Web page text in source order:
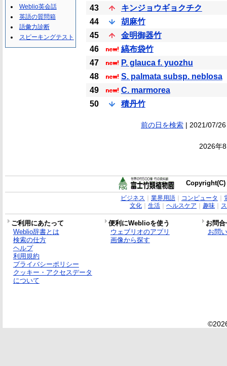
43
キンジョウギョクチク
44
胡麻竹
45
金明御器竹
46
縞布袋竹
47
P. glauca f. yuozhu
48
S. palmata subsp. neblosa
49
C. marmorea
50
積丹竹
前の日を検索| 2021/07/
2026年
Weblio英会話
英語の質問箱
語彙力診断
スピーキングテスト
ビジネス 業界用語｜ コンピュータ
文化｜ 生活｜ ヘルスケア 趣味｜
ご利用にあたって 便利にWeblioを使う
お問
Weblio辞書とは
検索の仕方
ヘルプ
利用規約
プライバシーポリシー
クッキー・アクセスデータ
について
ウェブリオのアプリ
画像から探す
お問